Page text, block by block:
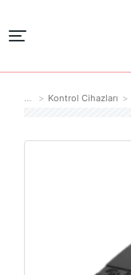
You are here:
Kontrol Cihazları